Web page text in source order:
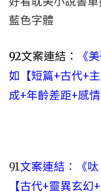
藍色字體
92文案連結：
《
如【短篇+古代+
成+年齡差距+感情
91文案連結：
《
【古代+靈異玄幻